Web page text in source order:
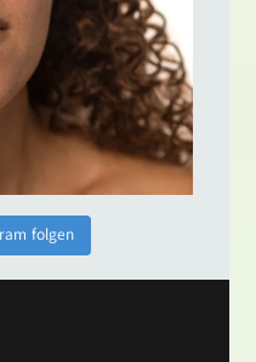
folgen